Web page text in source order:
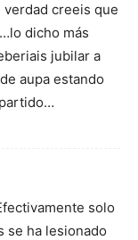
creeis que
dicho más
jubilar a
aupa estando
solo
se ha lesionado